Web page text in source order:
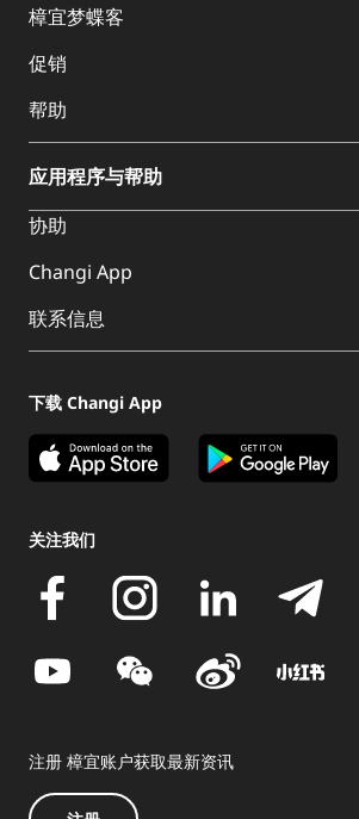
樟宜梦蝶客
促销
帮助
应用程序与帮助
协助
Changi App
联系信息
下载 Changi App
关注我们
注册 樟宜账户获取最新资讯